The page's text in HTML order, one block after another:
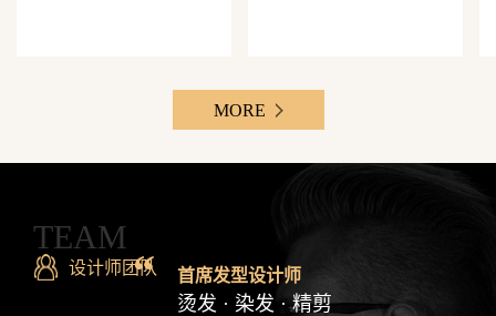
MORE
TEAM
设计师团队 首席发型设计师
烫发 · 染发 · 精剪